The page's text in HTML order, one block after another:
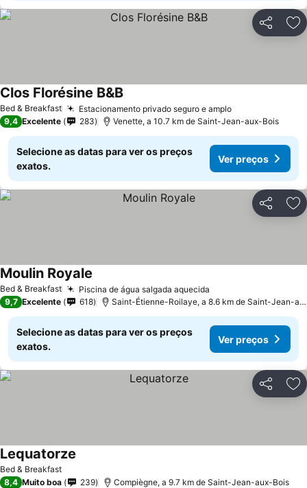
Partilhar
Bed & Breakfast Estacionamento privado seguro e amploVer preços
Clos Florésine B&BVer preços
9,4 Excelente 283 Venette, a 10.7 km de Saint-Jean-aux-Bois
Selecione as datas para ver os preços
exatos.
Ver preços
Partilhar
Bed & Breakfast Piscina de água salgada aquecida
Moulin Royale
9,7 Excelente 618 Saint-Étienne-Roilaye, a 8.6 km de Saint-Jean-
Selecione as datas para ver os preços
exatos.
Ver preços
Partilhar
Bed & Breakfast
Lequatorze
8,4 Muito boa 239 Compiègne, a 9.7 km de Saint-Jean-aux-Bois